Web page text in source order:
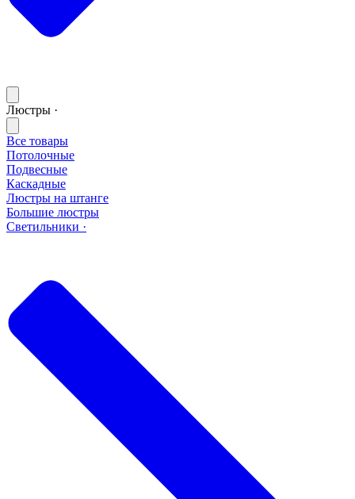
Люстры ·
Все товары
Потолочные
Подвесные
Каскадные
Люстры на штанге
Большие люстры
Светильники ·